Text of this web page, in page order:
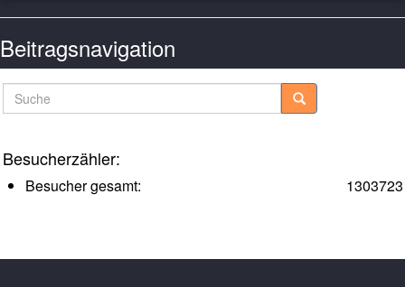
Beitragsnavigation
Suche
Besucherzähler:
1303723
Besucher gesamt: